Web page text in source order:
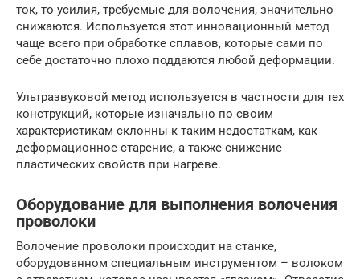
ток, то усилия, требуемые для волочения, значительно
снижаются. Используется этот инновационный метод
чаще всего при обработке сплавов, которые сами по
себе достаточно плохо поддаются любой деформации.
Ультразвуковой метод используется в частности для тех
конструкций, которые изначально по своим
характеристикам склонны к таким недостаткам, как
деформационное старение, а также снижение
пластических свойств при нагреве.
Оборудование для выполнения волочения
проволоки
Волочение проволоки происходит на станке,
оборудованном специальным инструментом – волоком